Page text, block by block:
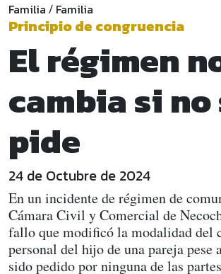
Familia / Familia
Principio de congruencia
El régimen
cambia si no
pide
24 de Octubre de 2024
En un incidente de régimen de
Cámara Civil y Comercial de
fallo que modificó la modalidad del
personal del hijo de una pareja pese
sido pedido por ninguna de las